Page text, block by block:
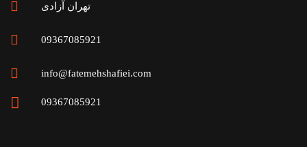
تهران آزادی
09367085921
info@fatemehshafiei.com
09367085921